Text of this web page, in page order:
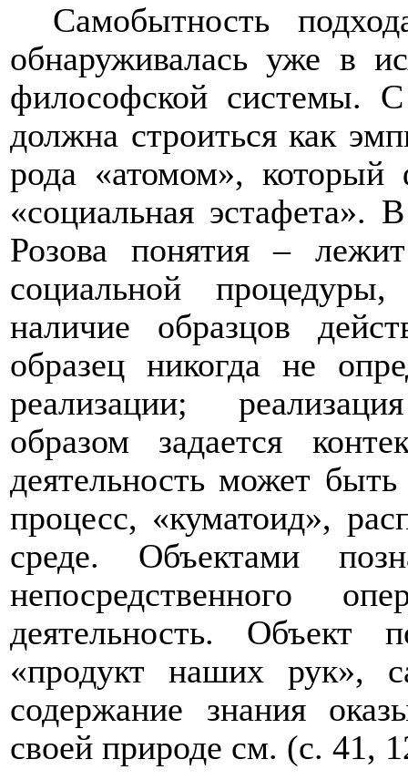
Самобытность
обнаруживалась уже в
философской системы.
должна строиться как
рода «атомом», который
«социальная эстафета».
Розова понятия –
социальной
наличие образцов
образец никогда не
реализации;
образом задается
деятельность может быть
процесс, «куматоид»,
среде. Объектами
непосредственного
деятельность. Объект
«продукт наших рук»,
содержание знания
своей природе см. (с. 41,